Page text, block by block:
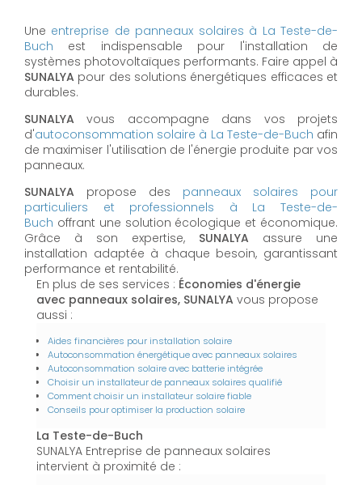
Une entreprise de panneaux solaires à La Teste-de-
Buch est indispensable pour l'installation de
systèmes photovoltaïques performants. Faire appel à
SUNALYA pour des solutions énergétiques efficaces et
durables.
SUNALYA vous accompagne dans vos projets
d'autoconsommation solaire à La Teste-de-Buch afin
de maximiser l'utilisation de l'énergie produite par vos
panneaux.
SUNALYA propose des panneaux solaires pour
particuliers et professionnels à La Teste-de-
Buch offrant une solution écologique et économique.
Grâce à son expertise, SUNALYA assure une
installation adaptée à chaque besoin, garantissant
performance et rentabilité.
En plus de ses services : Économies d'énergie
avec panneaux solaires, SUNALYA vous propose
aussi :
Aides financières pour installation solaire
Autoconsommation énergétique avec panneaux solaires
Autoconsommation solaire avec batterie intégrée
Choisir un installateur de panneaux solaires qualifié
Comment choisir un installateur solaire fiable
Conseils pour optimiser la production solaire
La Teste-de-Buch
SUNALYA Entreprise de panneaux solaires
intervient à proximité de :